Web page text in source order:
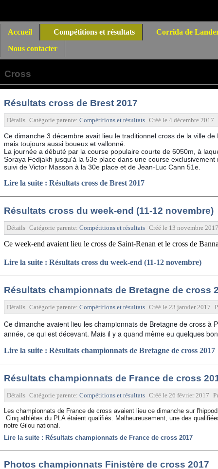
Accueil Compétitions et résultats
Corrida de
Nous contacter
Cross
Résultats cross de Brest 2017
Détails Catégorie parente: Compétitions et résultats Créé le 4 décembre 2017
Ce dimanche 3 décembre avait lieu le traditionnel cross de la ville
mais toujours aussi boueux et vallonné.
La journée a débuté par la course populaire courte de 6050m, à
Soraya Fedjakh jusqu'à la 53e place dans une course
suivi de Victor Masson à la 30e place et de Jean-Luc Cann 51e.
Lire la suite : Résultats cross de Brest 2017
Résultats cross du week-end (11-12 novembre)
Détails Catégorie parente: Compétitions et résultats Créé le 13 novembre 2017
Ce week-end avaient lieu le cross de Saint-Renan et le cross de
Lire la suite : Résultats cross du week-end (11-12 novembre)
Résultats championnats de Bretagne de cross
Détails Catégorie parente: Compétitions et résultats Créé le 23 janvier 2017
Ce dimanche avaient lieu les championnats de Bretagne de cross à
année, ce qui est décevant. Mais il y a quand même eu quelques
Lire la suite : Résultats championnats de Bretagne de cross 2017
Résultats championnats de France de cross
Détails Catégorie parente: Compétitions et résultats Créé le 26 février 2017
Les championnats de France de cross avaient lieu ce dimanche sur
Cinq athlètes du PLA étaient qualifiés. Malheureusement, une des
notre Gilou national.
Lire la suite : Résultats championnats de France de cross 2017
Photos championnats Finistère de cross 2017